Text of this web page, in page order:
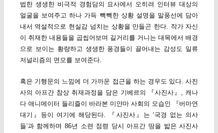
법한 생생한 비극적 경험담의 묘사에서 오히려 인터뷰 대상의
얼굴을 보여주고 하나 가득 빽빽한 상황 설명을 말풍선에 담아
내서 역설적으로 현실감 넘치는 상황을 만들곤 한다. 작가 자신
이 취재한 내용들을 곱씹어보며 길거리를 거니는 대목에서 배경
으로 보이는 황량하고 생생한 풍경들이 끌어내는 감성도 일류
저널리즘의 면모를 보여준다.
혹은 기행문의 느낌에 더 가까운 접근을 하는 경우도 있다. 사진
사의 아프간 참상 취재과정을 담은 기베르의 『사진사』, 캐나
다 애니메이터 들리즐이 바라본 미얀마 사회의 모습인 『버마연
대기』등이 여기에 해당된다. 『사진사』는 ‘국경 없는 의사
들’과 함께하며 86년 소련 점령 당시 아프간 땅을 밟은 사진사